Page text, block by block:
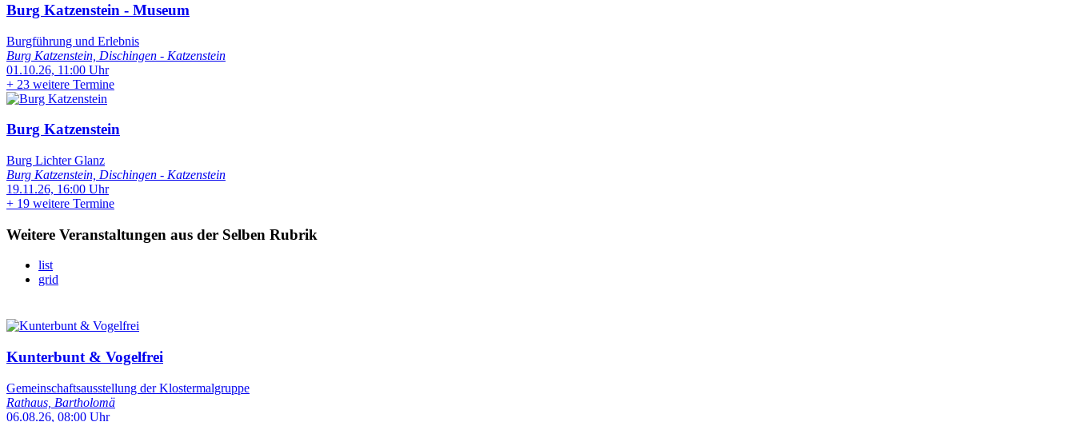
Burg Katzenstein - Museum
Burgführung und Erlebnis
Burg Katzenstein, Dischingen - Katzenstein
01.10.26, 11:00 Uhr
+ 23 weitere Termine
Burg Katzenstein
Burg Lichter Glanz
Burg Katzenstein, Dischingen - Katzenstein
19.11.26, 16:00 Uhr
+ 19 weitere Termine
Weitere Veranstaltungen aus der Selben Rubrik
list
grid
Kunterbunt & Vogelfrei
Gemeinschaftsausstellung der Klostermalgruppe
Rathaus, Bartholomä
06.08.26, 08:00 Uhr